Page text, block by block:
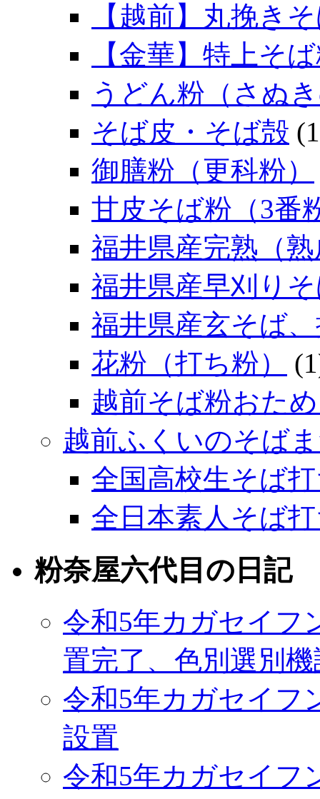
【越前】丸挽き
【金華】特上そ
うどん粉（さぬ
そば皮・そば殻
御膳粉（更科粉）
甘皮そば粉（3番
福井県産完熟（
福井県産早刈り
福井県産玄そば
花粉（打ち粉）
越前そば粉おた
越前ふくいのそば
全国高校生そば
全日本素人そば
粉奈屋六代目の日記
令和5年カガセイフ
置完了、色別選別
令和5年カガセイフ
設置
令和5年カガセイフ